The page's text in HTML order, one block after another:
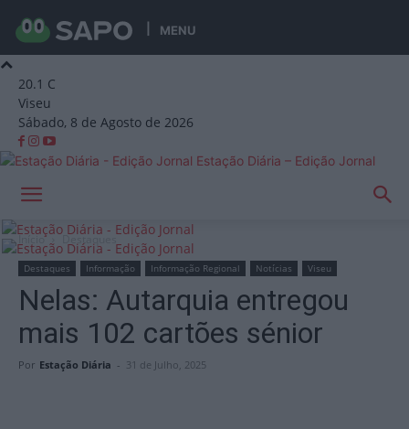
MENU
20.1 C
Viseu
Sábado, 8 de Agosto de 2026
Estação Diária – Edição Jornal
Início Destaques
Destaques Informação Informação Regional Notícias Viseu
Nelas: Autarquia entregou
mais 102 cartões sénior
Por Estação Diária - 31 de Julho, 2025